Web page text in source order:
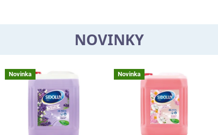
e
NOVINKY
Novinka Novinka